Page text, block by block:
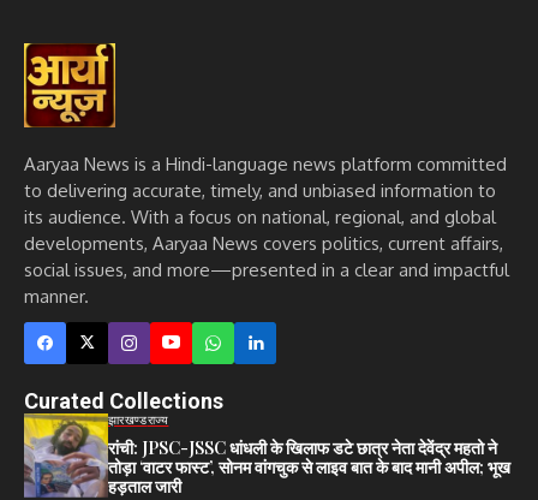
Aaryaa News is a Hindi-language news platform committed
to delivering accurate, timely, and unbiased information to
its audience. With a focus on national, regional, and global
developments, Aaryaa News covers politics, current affairs,
social issues, and more—presented in a clear and impactful
manner.
Curated Collections
झारखण्डराज्य
रांची: JPSC-JSSC धांधली के खिलाफ डटे छात्र नेता देवेंद्र महतो ने
तोड़ा ‘वाटर फास्ट’, सोनम वांगचुक से लाइव बात के बाद मानी अपील; भूख
हड़ताल जारी